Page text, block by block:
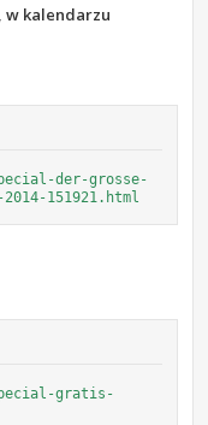
w kalendarzu
der-grosse-
151921.html
gratis-